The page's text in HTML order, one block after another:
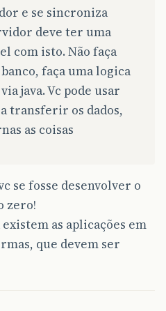
e se sincroniza
deve ter uma
com isto. Não faça
faça uma logica
java. Vc pode usar
transferir os dados,
as coisas
se fosse desenvolver o
zero!
as aplicações em
que devem ser